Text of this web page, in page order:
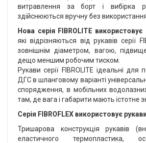
витравлення за борт і вибірка
здійснюються вручну без
Нова серія FIBROLITE використовує
які відрізняються від рукавів серії
зовнішнім діаметром, вагою,
дещо меншим робочим тиском.
Рукави серії FIBROLITE ідеальні для
ДГС в шланговому варіанті
спорядження, в мобільних
там, де вага і габарити мають істотне
Серія FIBROFLEX використовує
Тришарова конструкція рукавів
еластичного термопластика,